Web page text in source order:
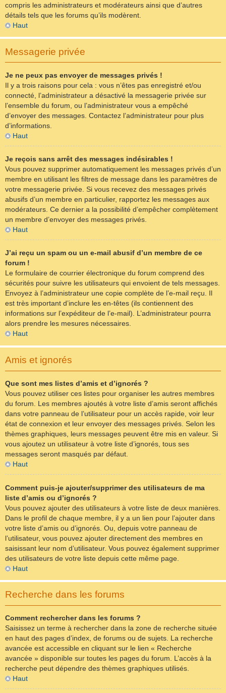
compris les administrateurs et modérateurs ainsi que d’autres
détails tels que les forums qu’ils modèrent.
Haut
Messagerie privée
Je ne peux pas envoyer de messages privés !
Il y a trois raisons pour cela : vous n’êtes pas enregistré et/ou
connecté, l’administrateur a désactivé la messagerie privée sur
l’ensemble du forum, ou l’administrateur vous a empêché
d’envoyer des messages. Contactez l’administrateur pour plus
d’informations.
Haut
Je reçois sans arrêt des messages indésirables !
Vous pouvez supprimer automatiquement les messages privés d’un
membre en utilisant les filtres de message dans les paramètres de
votre messagerie privée. Si vous recevez des messages privés
abusifs d’un membre en particulier, rapportez les messages aux
modérateurs. Ce dernier a la possibilité d’empêcher complètement
un membre d’envoyer des messages privés.
Haut
J’ai reçu un spam ou un e-mail abusif d’un membre de ce
forum !
Le formulaire de courrier électronique du forum comprend des
sécurités pour suivre les utilisateurs qui envoient de tels messages.
Envoyez à l’administrateur une copie complète de l’e-mail reçu. Il
est très important d’inclure les en-têtes (ils contiennent des
informations sur l’expéditeur de l’e-mail). L’administrateur pourra
alors prendre les mesures nécessaires.
Haut
Amis et ignorés
Que sont mes listes d’amis et d’ignorés ?
Vous pouvez utiliser ces listes pour organiser les autres membres
du forum. Les membres ajoutés à votre liste d’amis seront affichés
dans votre panneau de l’utilisateur pour un accès rapide, voir leur
état de connexion et leur envoyer des messages privés. Selon les
thèmes graphiques, leurs messages peuvent être mis en valeur. Si
vous ajoutez un utilisateur à votre liste d’ignorés, tous ses
messages seront masqués par défaut.
Haut
Comment puis-je ajouter/supprimer des utilisateurs de ma
liste d’amis ou d’ignorés ?
Vous pouvez ajouter des utilisateurs à votre liste de deux manières.
Dans le profil de chaque membre, il y a un lien pour l’ajouter dans
votre liste d’amis ou d’ignorés. Ou, depuis votre panneau de
l’utilisateur, vous pouvez ajouter directement des membres en
saisissant leur nom d’utilisateur. Vous pouvez également supprimer
des utilisateurs de votre liste depuis cette même page.
Haut
Recherche dans les forums
Comment rechercher dans les forums ?
Saisissez un terme à rechercher dans la zone de recherche située
en haut des pages d’index, de forums ou de sujets. La recherche
avancée est accessible en cliquant sur le lien « Recherche
avancée » disponible sur toutes les pages du forum. L’accès à la
recherche peut dépendre des thèmes graphiques utilisés.
Haut